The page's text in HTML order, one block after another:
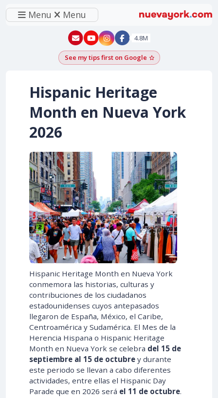
Menu Menu
New York - YouTube
New York - Instagram
4.8M
See my tips first on GoogleAdd as a Google
Hispanic Heritage
Month en Nueva York
2026
Hispanic Heritage Month en Nueva York
conmemora las historias, culturas y
contribuciones de los ciudadanos
estadounidenses cuyos antepasados
llegaron de España, México, el Caribe,
Centroamérica y Sudamérica. El Mes de la
Herencia Hispana o Hispanic Heritage
Month en Nueva York se celebra del 15 de
septiembre al 15 de octubre y durante
este periodo se llevan a cabo diferentes
actividades, entre ellas el Hispanic Day
Parade que en 2026 será el 11 de octubre.